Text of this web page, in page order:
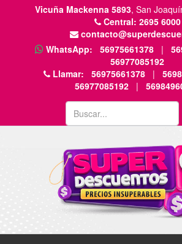
Vicuña Mackenna 5893, San
Central: 2695 6000
WhatsApp:
56975661378 |
56977085192
Llamar:
56975661378 |
56977085192
|